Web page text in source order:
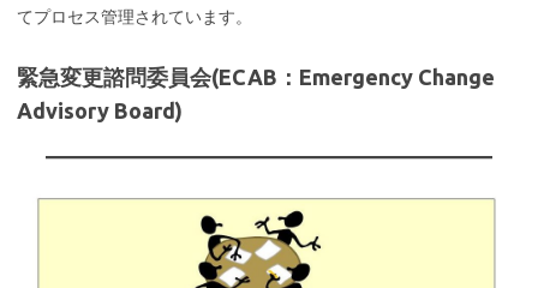
てプロセス管理されています。
緊急変更諮問委員会(ECAB：Emergency Change
Advisory Board)